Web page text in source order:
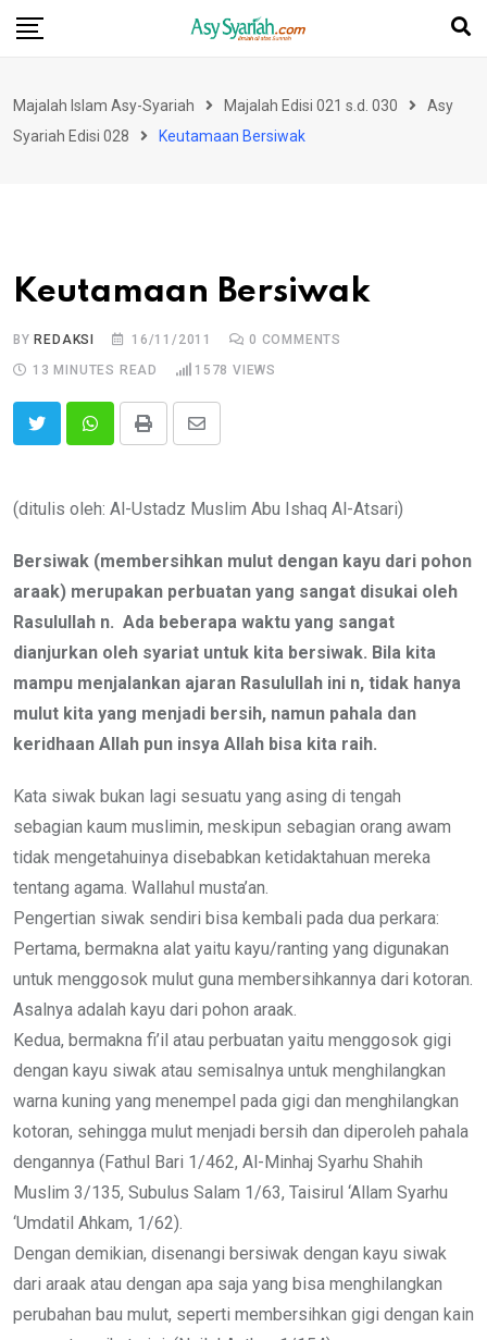
Skip
Majalah Islam Asy-Syariah Majalah Edisi 021 s.d. 030
Asy
Syariah Edisi 028
Keutamaan Bersiwak
Keutamaan Bersiwak
BYREDAKSI 16/11/2011 0 COMMENTS
13 MINUTES READ
1578 VIEWS
Print
Share
Email
(ditulis oleh: Al-Ustadz Muslim Abu Ishaq Al-Atsari)
Bersiwak (membersihkan mulut dengan kayu dari pohon
araak) merupakan perbuatan yang sangat disukai oleh
Rasulullah n. Ada beberapa waktu yang sangat
dianjurkan oleh syariat untuk kita bersiwak. Bila kita
mampu menjalankan ajaran Rasulullah ini n, tidak hanya
mulut kita yang menjadi bersih, namun pahala dan
keridhaan Allah pun insya Allah bisa kita raih.
Kata siwak bukan lagi sesuatu yang asing di tengah
sebagian kaum muslimin, meskipun sebagian orang awam
tidak mengetahuinya disebabkan ketidaktahuan mereka
tentang agama. Wallahul musta’an.
Pengertian siwak sendiri bisa kembali pada dua perkara:
Pertama, bermakna alat yaitu kayu/ranting yang digunakan
untuk menggosok mulut guna membersihkannya dari kotoran.
Asalnya adalah kayu dari pohon araak.
Kedua, bermakna fi’il atau perbuatan yaitu menggosok gigi
dengan kayu siwak atau semisalnya untuk menghilangkan
warna kuning yang menempel pada gigi dan menghilangkan
kotoran, sehingga mulut menjadi bersih dan diperoleh pahala
dengannya (Fathul Bari 1/462, Al-Minhaj Syarhu Shahih
Muslim 3/135, Subulus Salam 1/63, Taisirul ‘Allam Syarhu
‘Umdatil Ahkam, 1/62).
Dengan demikian, disenangi bersiwak dengan kayu siwak
dari araak atau dengan apa saja yang bisa menghilangkan
perubahan bau mulut, seperti membersihkan gigi dengan kain